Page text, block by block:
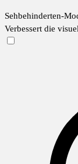
Sehbehinderten-
Verbessert die